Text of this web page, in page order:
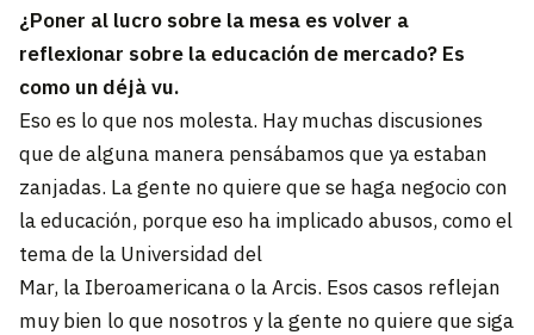
¿Poner al lucro sobre la mesa es volver a
reflexionar sobre la educación de mercado? Es
como un déjà vu.
Eso es lo que nos molesta. Hay muchas discusiones
que de alguna manera pensábamos que ya estaban
zanjadas. La gente no quiere que se haga negocio con
la educación, porque eso ha implicado abusos, como el
tema de la Universidad del
Mar, la Iberoamericana o la Arcis. Esos casos reflejan
muy bien lo que nosotros y la gente no quiere que siga